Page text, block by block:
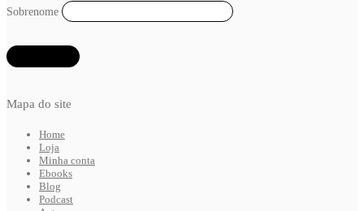
Mapa do site
Home
Loja
Minha conta
Ebooks
Blog
Podcast
Sobrenome